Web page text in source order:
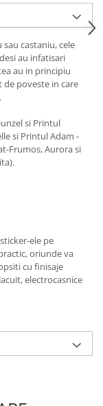
castaniu, cele
au infatisari
au in principiu
de poveste in care
si Printul
si Printul Adam -
Frumos, Aurora si
ele pe
oriunde va
cu finisaje
electrocasnice